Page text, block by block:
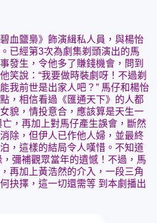
血鹽梟》飾演緝私人員，與楊怡
已經第3次為劇集剃頭演出的馬
發生，令他多了賺錢機會，問到
笑說：“我要做時裝劇呀！不過剃
我前世是出家人吧？” 馬仔和楊怡
，相信看過《匯通天下》的人都
貌，情投意合，應該算是天生一
，再加上對馬仔產生誤會，斷然
除，但伊人已作他人婦，並最終
，這樣的結局令人嘆惜。不知道
彌補觀眾當年的遺憾！不過，馬
再加上黃浩然的介入，一段三角
抉擇，這一切還需等 到本劇播出